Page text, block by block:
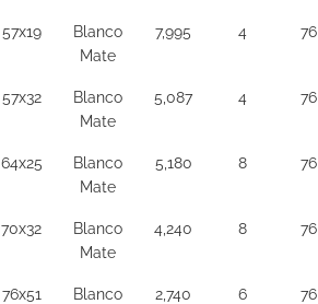
57x19
Blanco
Mate
7,995 4 76
57x32
Blanco
Mate
5,087 4 76
64x25
Blanco
Mate
5,180 8 76
70x32
Blanco
Mate
4,240 8 76
76x51
Blanco
2,740 6 76